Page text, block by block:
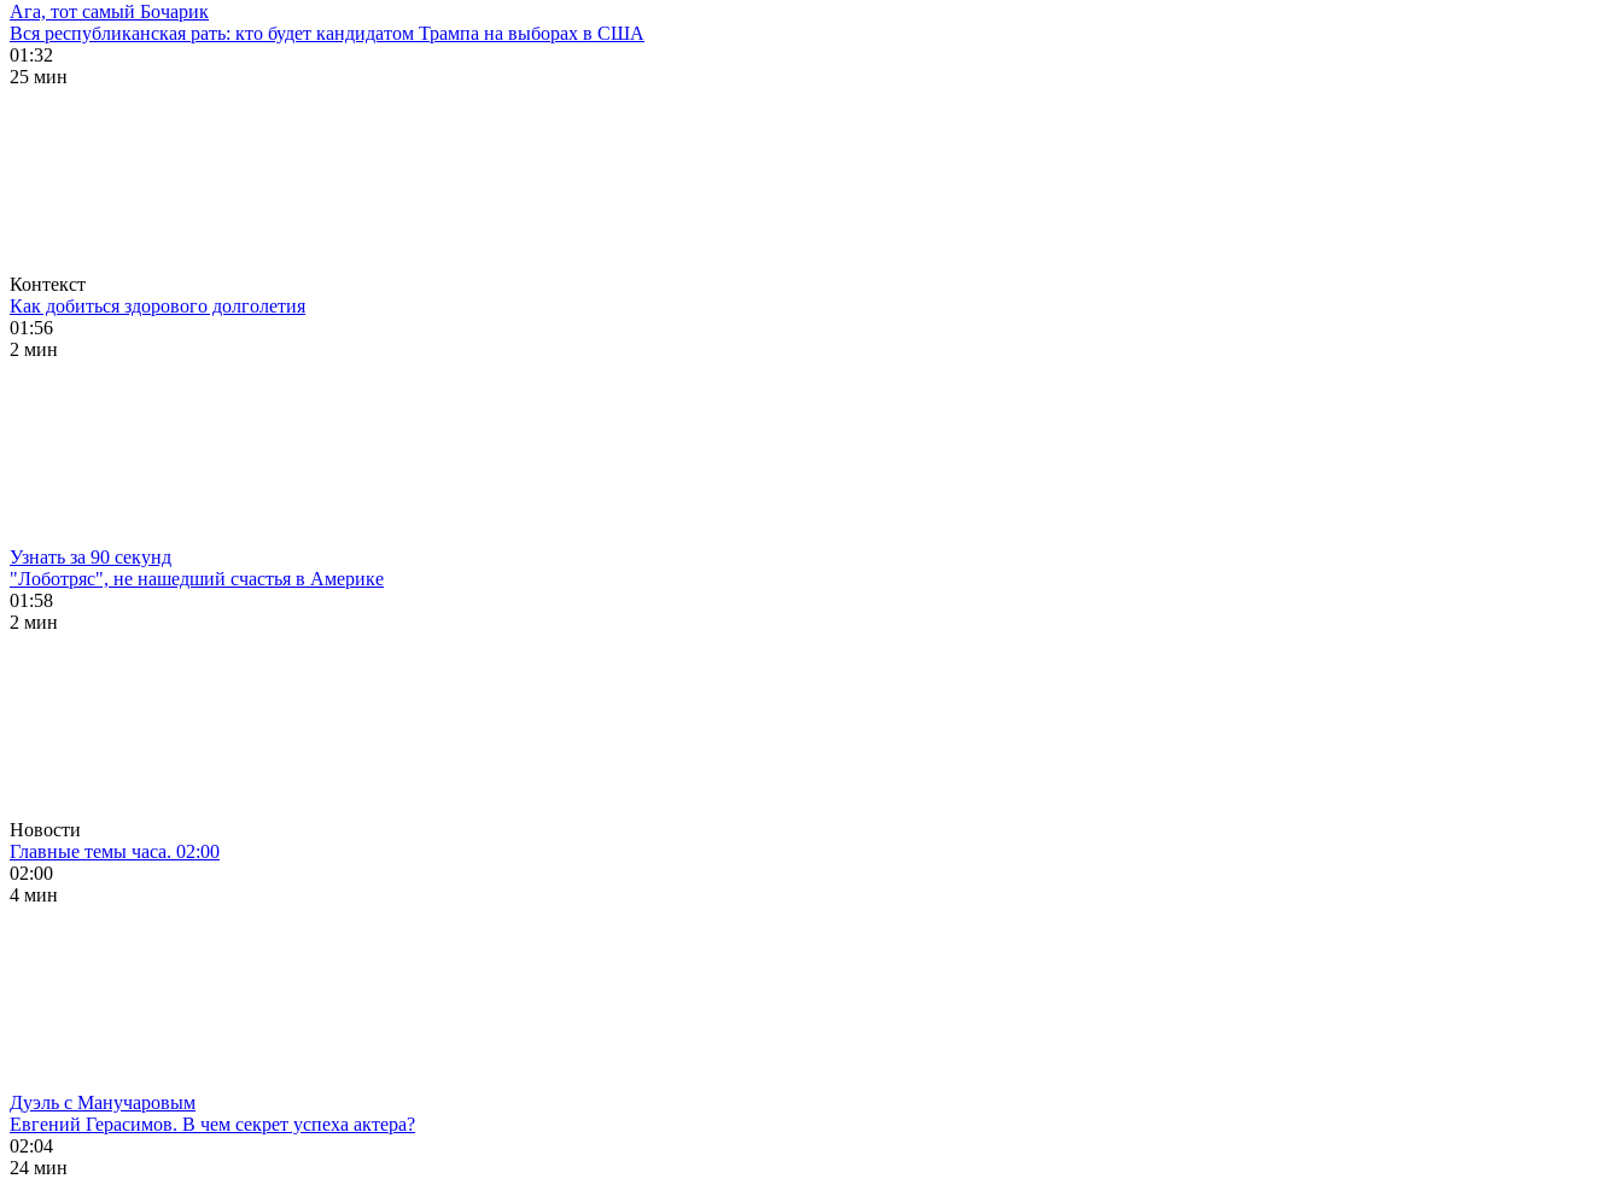
Ага, тот самый Бочарик
Вся республиканская рать: кто будет кандидатом Трампа на выборах в США
01:32
25 мин
Контекст
Как добиться здорового долголетия
01:56
2 мин
Узнать за 90 секунд
"Лоботряс", не нашедший счастья в Америке
01:58
2 мин
Новости
Главные темы часа. 02:00
02:00
4 мин
Дуэль с Манучаровым
Евгений Герасимов. В чем секрет успеха актера?
02:04
24 мин